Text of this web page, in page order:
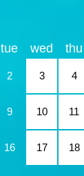
tue wed thu
2 3 4
9 10 11
16 17 18